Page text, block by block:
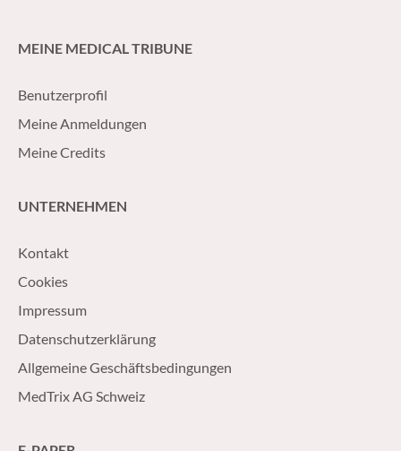
MEINE MEDICAL TRIBUNE
Benutzerprofil
Meine Anmeldungen
Meine Credits
UNTERNEHMEN
Kontakt
Cookies
Impressum
Datenschutzerklärung
Allgemeine Geschäftsbedingungen
MedTrix AG Schweiz